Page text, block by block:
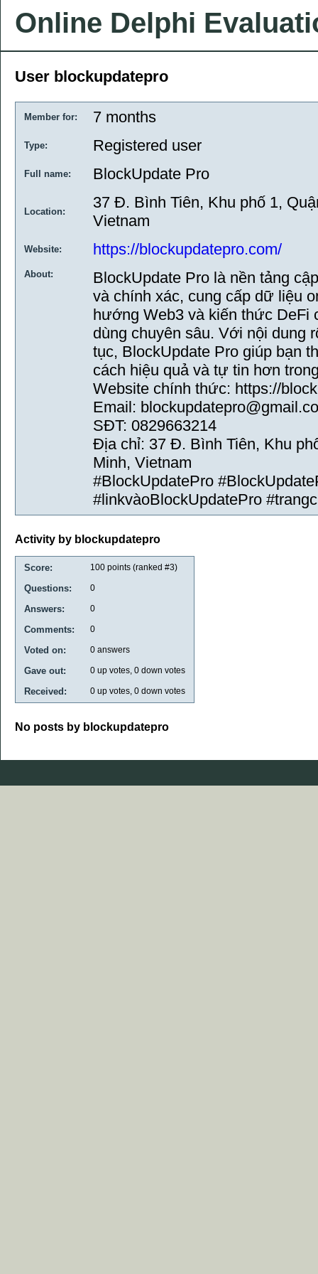
Online Delphi
User blockupdatepro
Member for: 7 months
Type: Registered user
Full name: BlockUpdate Pro
Location:
37 Đ. Bình Tiên, Khu phố 1,
Vietnam
Website: https://blockupdatepro.com/
About:
BlockUpdate Pro là nền tảng
và chính xác, cung cấp dữ liệu
hướng Web3 và kiến thức
dùng chuyên sâu. Với nội dung
tục, BlockUpdate Pro giúp bạn
cách hiệu quả và tự tin hơn
Website chính thức: https://
Email:
SĐT: 0829663214
Địa chỉ: 37 Đ. Bình Tiên, Khu
Minh, Vietnam
#BlockUpdatePro
#linkvàoBlockUpdatePro
Activity by blockupdatepro
Score: 100 points (ranked #3)
Questions: 0
Answers: 0
Comments: 0
Voted on: 0 answers
Gave out: 0 up votes, 0 down votes
Received: 0 up votes, 0 down votes
No posts by blockupdatepro